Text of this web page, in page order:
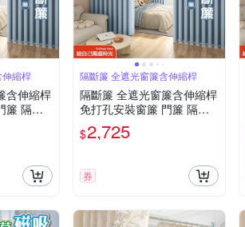
縮桿
含伸縮桿
簾 隔間
牆寬160-
隔斷簾 全遮光窗簾含伸縮桿
隔斷簾 全遮光窗簾含伸縮桿
免打孔安裝窗簾 門簾 隔間
簾 隔熱窗簾（適用牆寬190-
240cm）
$2,725
券